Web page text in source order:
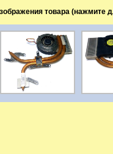
товара (нажмите